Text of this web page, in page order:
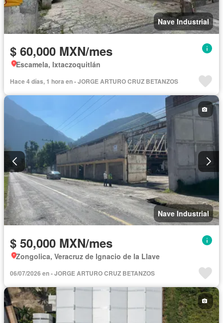
Nave Industrial
$ 60,000 MXN/mes
Escamela, Ixtaczoquitlán
Hace 4 días, 1 hora en - JORGE ARTURO CRUZ BETANZOS
Nave Industrial
$ 50,000 MXN/mes
Zongolica, Veracruz de Ignacio de la Llave
06/07/2026 en - JORGE ARTURO CRUZ BETANZOS